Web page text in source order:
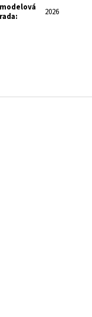
modelová
rada: 2026